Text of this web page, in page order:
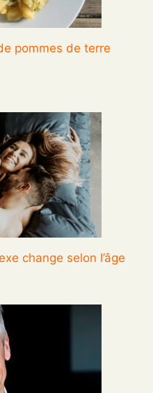
pommes de terre
change selon l’âge